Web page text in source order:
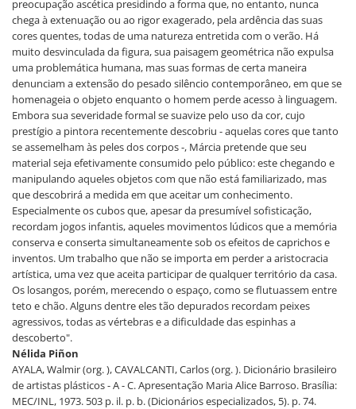
preocupação ascética presidindo a forma que, no entanto, nunca
chega à extenuação ou ao rigor exagerado, pela ardência das suas
cores quentes, todas de uma natureza entretida com o verão. Há
muito desvinculada da figura, sua paisagem geométrica não expulsa
uma problemática humana, mas suas formas de certa maneira
denunciam a extensão do pesado silêncio contemporâneo, em que se
homenageia o objeto enquanto o homem perde acesso à linguagem.
Embora sua severidade formal se suavize pelo uso da cor, cujo
prestígio a pintora recentemente descobriu - aquelas cores que tanto
se assemelham às peles dos corpos -, Márcia pretende que seu
material seja efetivamente consumido pelo público: este chegando e
manipulando aqueles objetos com que não está familiarizado, mas
que descobrirá a medida em que aceitar um conhecimento.
Especialmente os cubos que, apesar da presumível sofisticação,
recordam jogos infantis, aqueles movimentos lúdicos que a memória
conserva e conserta simultaneamente sob os efeitos de caprichos e
inventos. Um trabalho que não se importa em perder a aristocracia
artística, uma vez que aceita participar de qualquer território da casa.
Os losangos, porém, merecendo o espaço, como se flutuassem entre
teto e chão. Alguns dentre eles tão depurados recordam peixes
agressivos, todas as vértebras e a dificuldade das espinhas a
descoberto".
Nélida Piñon
AYALA, Walmir (org. ), CAVALCANTI, Carlos (org. ). Dicionário brasileiro
de artistas plásticos - A - C. Apresentação Maria Alice Barroso. Brasília:
MEC/INL, 1973. 503 p. il. p. b. (Dicionários especializados, 5). p. 74.